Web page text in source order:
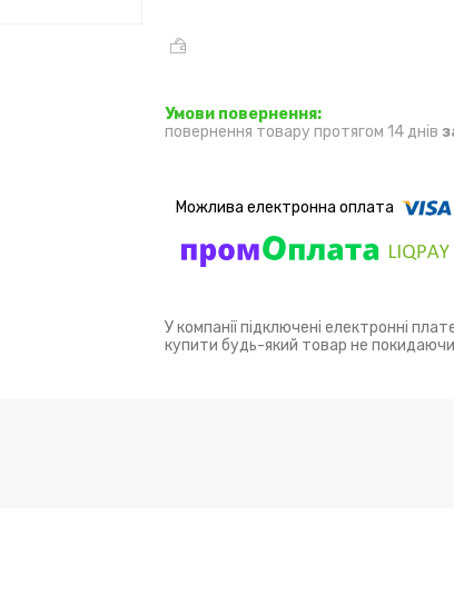
повернення товару протягом 14 днів
У компанії підключені електронні
купити будь-який товар не